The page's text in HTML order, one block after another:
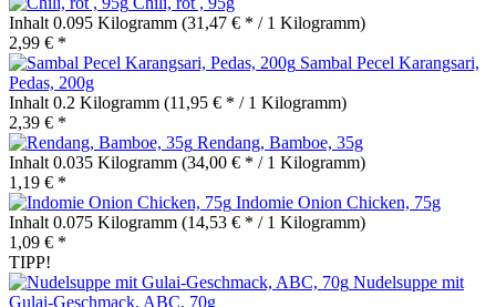
Inhalt 0.095 Kilogramm (31,47 € * / 1 Kilogramm)
2,99 € *
Sambal Pecel Karangsari,
Pedas, 200g
Inhalt 0.2 Kilogramm (11,95 € * / 1 Kilogramm)
2,39 € *
Rendang, Bamboe, 35g
Inhalt 0.035 Kilogramm (34,00 € * / 1 Kilogramm)
1,19 € *
Indomie Onion Chicken, 75g
Inhalt 0.075 Kilogramm (14,53 € * / 1 Kilogramm)
1,09 € *
TIPP!
Nudelsuppe mit
Gulai-Geschmack, ABC, 70g